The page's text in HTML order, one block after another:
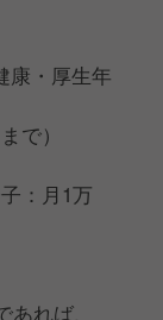
康・厚生年
で）
：月1万
れば、